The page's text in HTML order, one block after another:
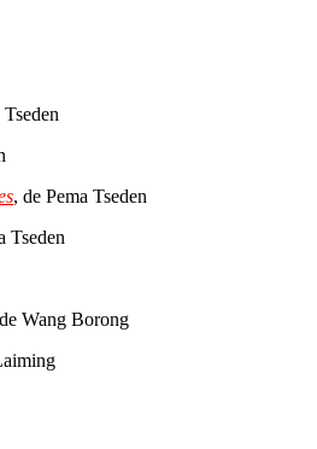
, de Pema Tseden
Tseden
Wang Borong